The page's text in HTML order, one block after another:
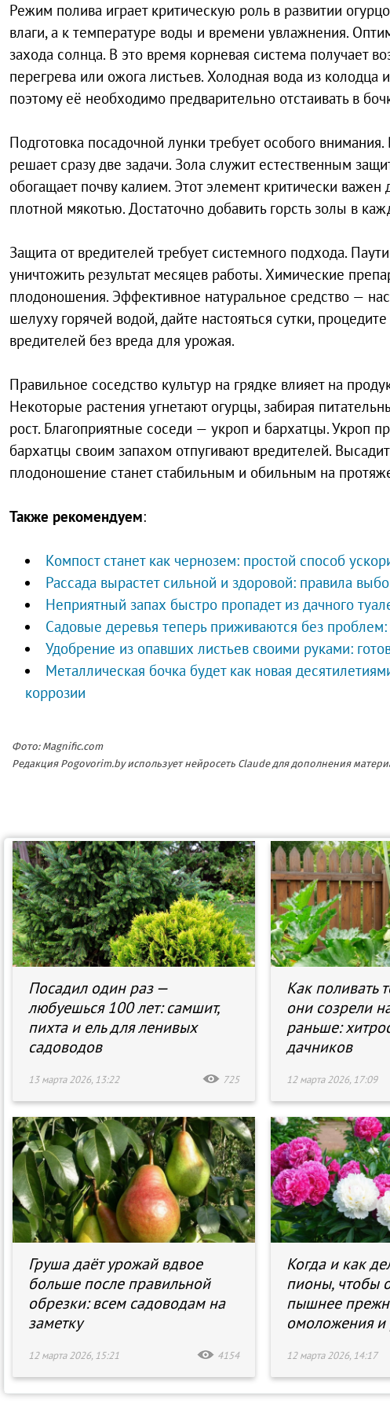
Режим полива играет критическую роль в развитии
влаги, а к температуре воды и времени увлажнения.
захода солнца. В это время корневая система получает
перегрева или ожога листьев. Холодная вода из
поэтому её необходимо предварительно отстаивать в
Подготовка посадочной лунки требует особого
решает сразу две задачи. Зола служит естественным
обогащает почву калием. Этот элемент критически
плотной мякотью. Достаточно добавить горсть золы в
Защита от вредителей требует системного подхода.
уничтожить результат месяцев работы. Химические
плодоношения. Эффективное натуральное средство —
шелуху горячей водой, дайте настояться сутки,
вредителей без вреда для урожая.
Правильное соседство культур на грядке влияет на
Некоторые растения угнетают огурцы, забирая
рост. Благоприятные соседи — укроп и бархатцы. Укроп
бархатцы своим запахом отпугивают вредителей.
плодоношение станет стабильным и обильным на
Также рекомендуем:
Компост станет как чернозем: простой способ
Рассада вырастет сильной и здоровой: правила
Неприятный запах быстро пропадет из дачного
Садовые деревья теперь приживаются без
Удобрение из опавших листьев своими руками:
Металлическая бочка будет как новая
коррозии
Фото: Magnific.com
Редакция Pogovorim.by использует нейросеть Claude для дополнения
Посадил один раз —
любуешься 100 лет: самшит,
пихта и ель для ленивых
садоводов
13 марта 2026, 13:22 725
Как поливать
они созрели
раньше:
дачников
12 марта 2026, 17:09
Груша даёт урожай вдвое
больше после правильной
обрезки: всем садоводам на
заметку
12 марта 2026, 15:21 4154
Когда и как
пионы, чтобы
пышнее
омоложения
12 марта 2026, 14:17